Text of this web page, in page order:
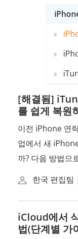
[해결됨]
를 쉽게 복원
이전 iPhone 연
업에서 새
까? 다음 방법으
한국 편집팀 |
iCloud에서
법(단계별 가